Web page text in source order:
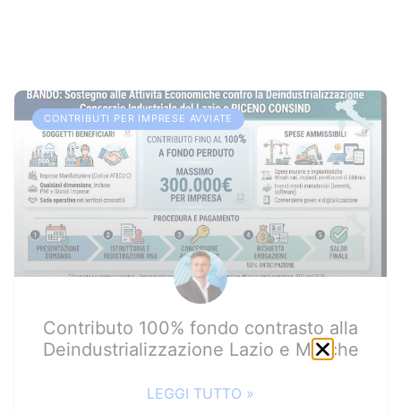
CONTRIBUTI PER IMPRESE AVVIATE
Contributo 100% fondo contrasto alla
Deindustrializzazione Lazio e Marche
LEGGI TUTTO »